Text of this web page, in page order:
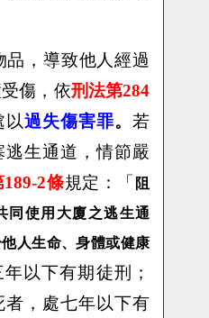
品，導致他人經過
傷，依刑法第284
以過失傷害罪。 若
逃生通道，情節嚴
2條規定：「 阻
同使用大廈之逃生通
人生命、身體或健康
年以下有期徒刑；
者，處七年以下有